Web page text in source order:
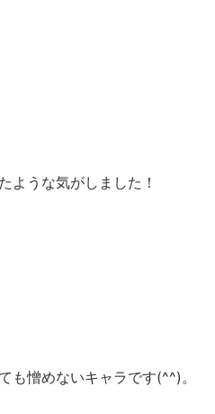
ような気がしました！
も憎めないキャラです(^^)。